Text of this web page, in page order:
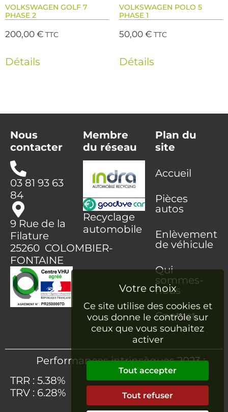
VOLKSWAGEN GOLF 7
PHASE 2
200,00€ TTC
Détails
VOLKSWAGEN POLO 5
PHASE 1
50,00€ TTC
Détails
Nous
contacter
03 81 93 63
84
9 Rue de la
Filature
25260 COLOMBIER-
FONTAINE
Membre
du réseau
Recyclage
automobile
Plan du
site
Accueil
Pièces
autos
Enlèvement
de véhicule
Qui
sommes-
nous
Contact
Performances intrinsèques 2023 :
TRR : 5.38%
TRV : 6.28%
Ce site utilise des cookies et
vous donne le contrôle sur
ceux que vous souhaitez
activer
Tout accepter
Tout refuser